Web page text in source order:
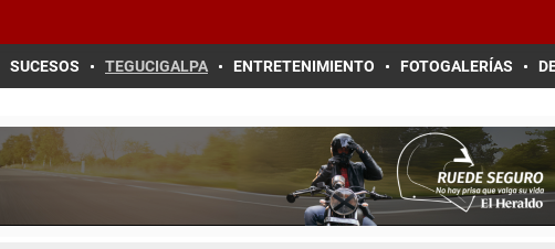
SUCESOS TEGUCIGALPA ENTRETENIMIENTO FOTOGALERÍAS